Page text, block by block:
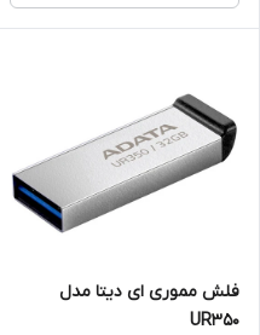
فلش مموری ای دیتا مدل
UR350